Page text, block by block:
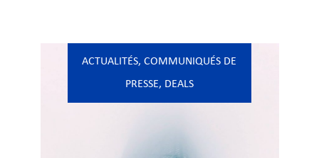
ACTUALITÉS,COMMUNIQUÉS DE
PRESSE, DEALS